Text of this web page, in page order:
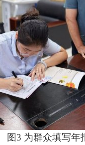
图3 为群众填写年